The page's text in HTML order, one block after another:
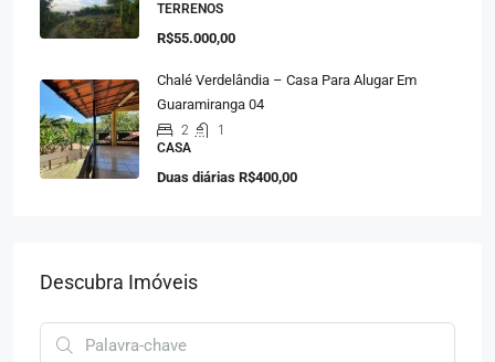
TERRENOS
R$55.000,00
Chalé Verdelândia – Casa Para Alugar Em
Guaramiranga 04
2
1
CASA
Duas diárias R$400,00
Descubra Imóveis